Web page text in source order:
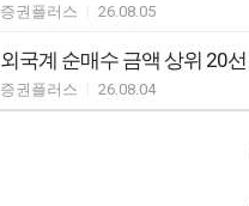
증권플러스 26.08.05
외국계 순매수 금액 상위 20
증권플러스 26.08.04